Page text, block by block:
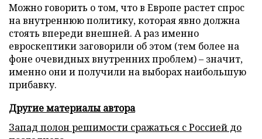
Можно говорить о том, что в Европе растет спрос
на внутреннюю политику, которая явно должна
стоять впереди внешней. А раз именно
евроскептики заговорили об этом (тем более на
фоне очевидных внутренних проблем) – значит,
именно они и получили на выборах наибольшую
прибавку.
Другие материалы автора
Запад полон решимости сражаться с Россией до